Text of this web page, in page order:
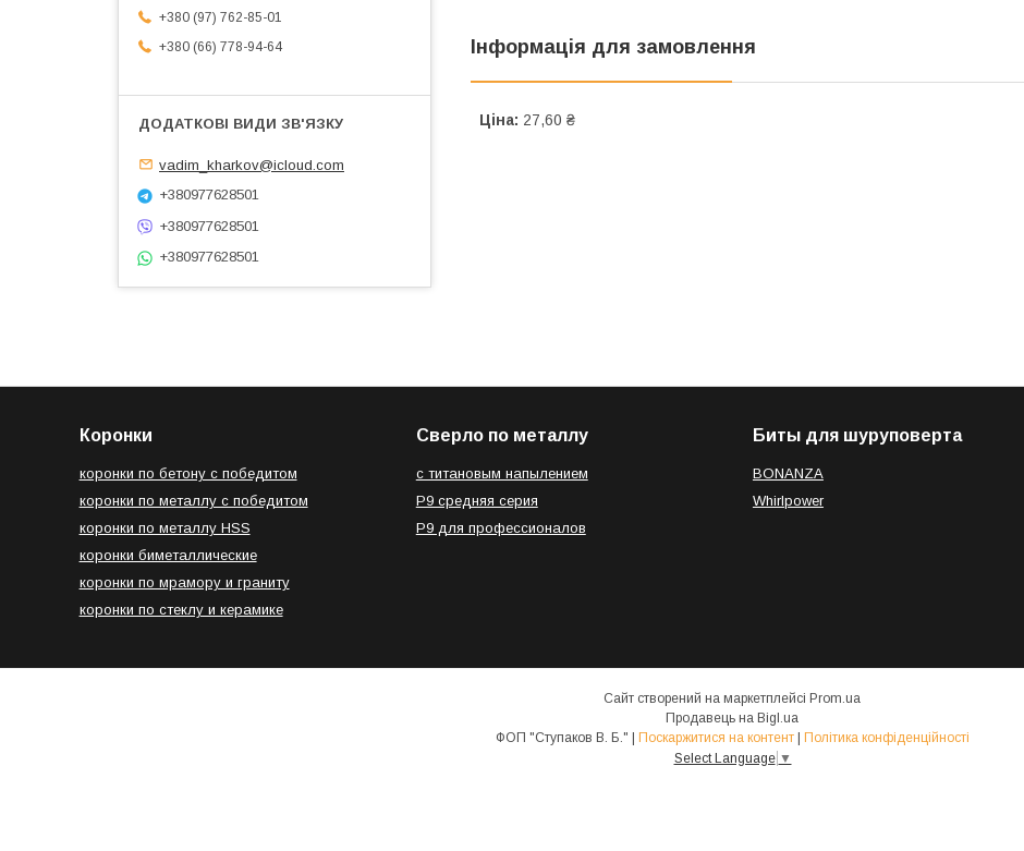
Інформація для замовлення
Ціна: 27,60 ₴
+380 (97) 762-85-01
+380 (66) 778-94-64
vadim_kharkov@icloud.com
+380977628501
+380977628501
+380977628501
Коронки
коронки по бетону с победитом
коронки по металлу с победитом
коронки по металлу HSS
коронки биметаллические
коронки по мрамору и граниту
коронки по стеклу и керамике
Сверло по металлу
с титановым напылением
Р9 средняя серия
Р9 для профессионалов
Биты для шуруповерта
BONANZA
Whirlpower
Сайт створений на маркетплейсі Prom.ua
Продавець на Bigl.ua
Поскаржитися на контент
Політика конфіденційності
Select Language ▼